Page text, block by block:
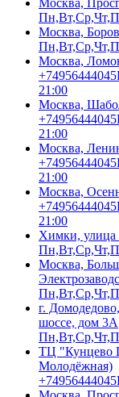
Москва,
Москва,
+74956444045
21:00
Москва,
+74956444045
21:00
Москва,
+74956444045
21:00
Москва,
+74956444045
21:00
Химки, улица
Москва,
г.
шоссе, дом 3А
ТЦ "Кунцево
Молодёжная)
+74956444045